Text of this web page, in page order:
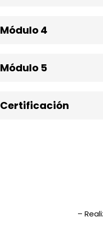
Módulo 4
Módulo 5
Certificación
–